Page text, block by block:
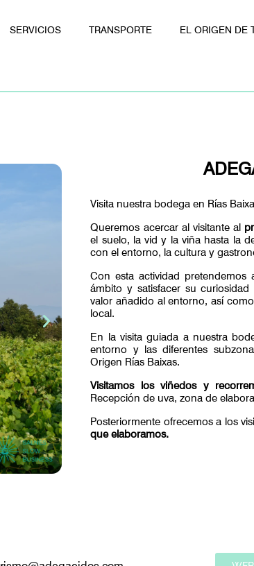
SERVICIOS TRANSPORTE EL ORIGEN DE
Visita nuestra bodega en Rías
Queremos acercar al visitante al
el suelo, la vid y la viña hasta la
con el entorno, la cultura y
Con esta actividad pretendemos
ámbito y satisfacer su
valor añadido al entorno, así
local.
En la visita guiada a nuestra
entorno y las diferentes
Origen Rías Baixas.
Visitamos los viñedos y
Recepción de uva, zona de
Posteriormente ofrecemos a los
que elaboramos.